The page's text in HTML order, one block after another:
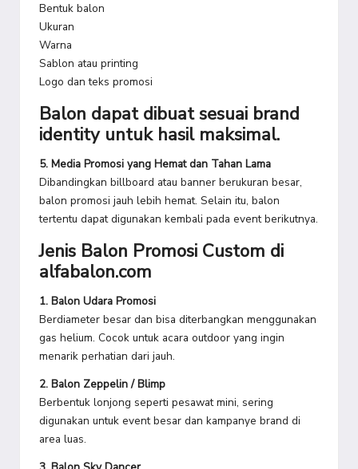
Bentuk balon
Ukuran
Warna
Sablon atau printing
Logo dan teks promosi
Balon dapat dibuat sesuai brand
identity untuk hasil maksimal.
5. Media Promosi yang Hemat dan Tahan Lama
Dibandingkan billboard atau banner berukuran besar,
balon promosi jauh lebih hemat. Selain itu, balon
tertentu dapat digunakan kembali pada event berikutnya.
Jenis Balon Promosi Custom di
alfabalon.com
1. Balon Udara Promosi
Berdiameter besar dan bisa diterbangkan menggunakan
gas helium. Cocok untuk acara outdoor yang ingin
menarik perhatian dari jauh.
2. Balon Zeppelin / Blimp
Berbentuk lonjong seperti pesawat mini, sering
digunakan untuk event besar dan kampanye brand di
area luas.